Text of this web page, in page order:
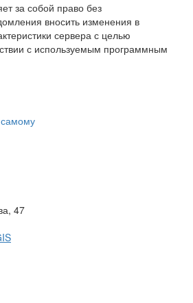
за собой право без
вносить изменения в
сервера с целью
с используемым программным
самому
47